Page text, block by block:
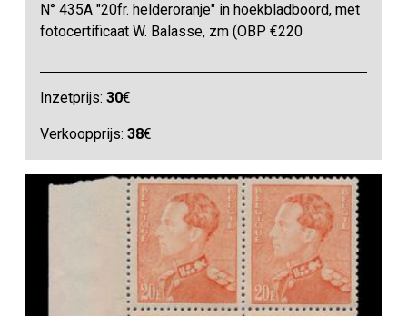
N° 435A "20fr. helderoranje" in hoekbladboord, met
fotocertificaat W. Balasse, zm (OBP €220
Inzetprijs:30€
Verkoopprijs:38€